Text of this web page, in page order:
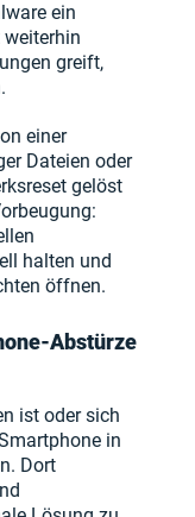
ein
weiterhin
greift,
einer
Dateien oder
gelöst
halten und
öffnen.
Abstürze
ist oder sich
in
Dort